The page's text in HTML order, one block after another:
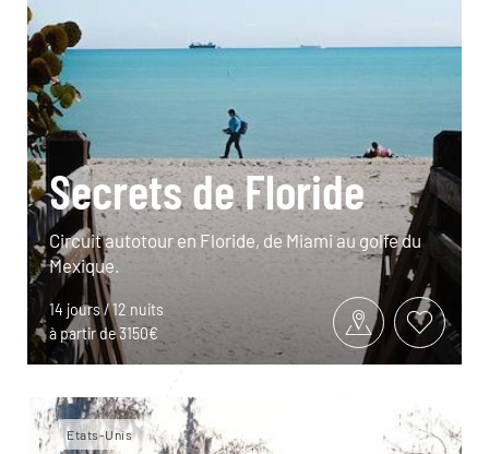
Secrets de Floride
Circuit autotour en Floride, de Miami au golfe du
Mexique.
14 jours / 12 nuits
à partir de 3150€
Etats-Unis